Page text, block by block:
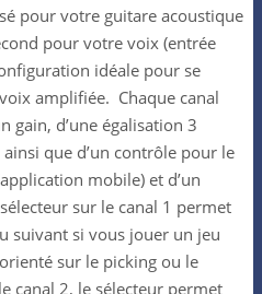
pour votre guitare acoustique
pour votre voix (entrée
idéale pour se
amplifiée. Chaque canal
gain, d’une égalisation 3
que d’un contrôle pour le
mobile) et d’un
sur le canal 1 permet
suivant si vous jouer un jeu
sur le picking ou le
canal 2, le sélecteur permet